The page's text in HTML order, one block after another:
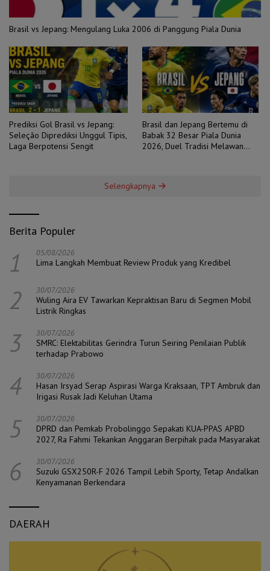
Brasil vs Jepang: Mengulang Luka 2006 di Panggung Piala Dunia
Prediksi Gol Brasil vs Jepang:
Seleção Diprediksi Unggul Tipis,
Laga Berpotensi Sengit
Brasil dan Jepang Bertemu di
Babak 32 Besar Piala Dunia
2026, Duel Tradisi Melawan
Selengkapnya
Berita Populer
1 05/08/2026
Lima Langkah Membuat Review Produk yang Kredibel
2 30/07/2026
Wuling Aira EV Tawarkan Kepraktisan Baru di Segmen Mobil
Listrik Ringkas
3 30/07/2026
SMRC: Elektabilitas Gerindra Turun Seiring Penilaian Publik
terhadap Prabowo
4 30/07/2026
Hasan Irsyad Serap Aspirasi Warga Kraksaan, TPT Ambruk dan
Irigasi Rusak Jadi Keluhan Utama
5 30/07/2026
DPRD dan Pemkab Probolinggo Sepakati KUA-PPAS APBD
2027, Ra Fahmi Tekankan Anggaran Berpihak pada Masyarakat
6 30/07/2026
Suzuki GSX250R-F 2026 Tampil Lebih Sporty, Tetap Andalkan
Kenyamanan Berkendara
DAERAH